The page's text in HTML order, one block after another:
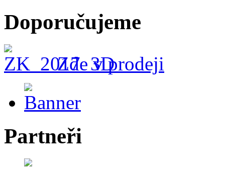
Doporučujeme
Zde v prodeji
Partneři